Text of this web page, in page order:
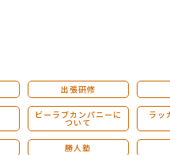
ストレングスファインダー研修
出張研修
ビーラブカンパニーに
ついて
ラッ
勝人塾